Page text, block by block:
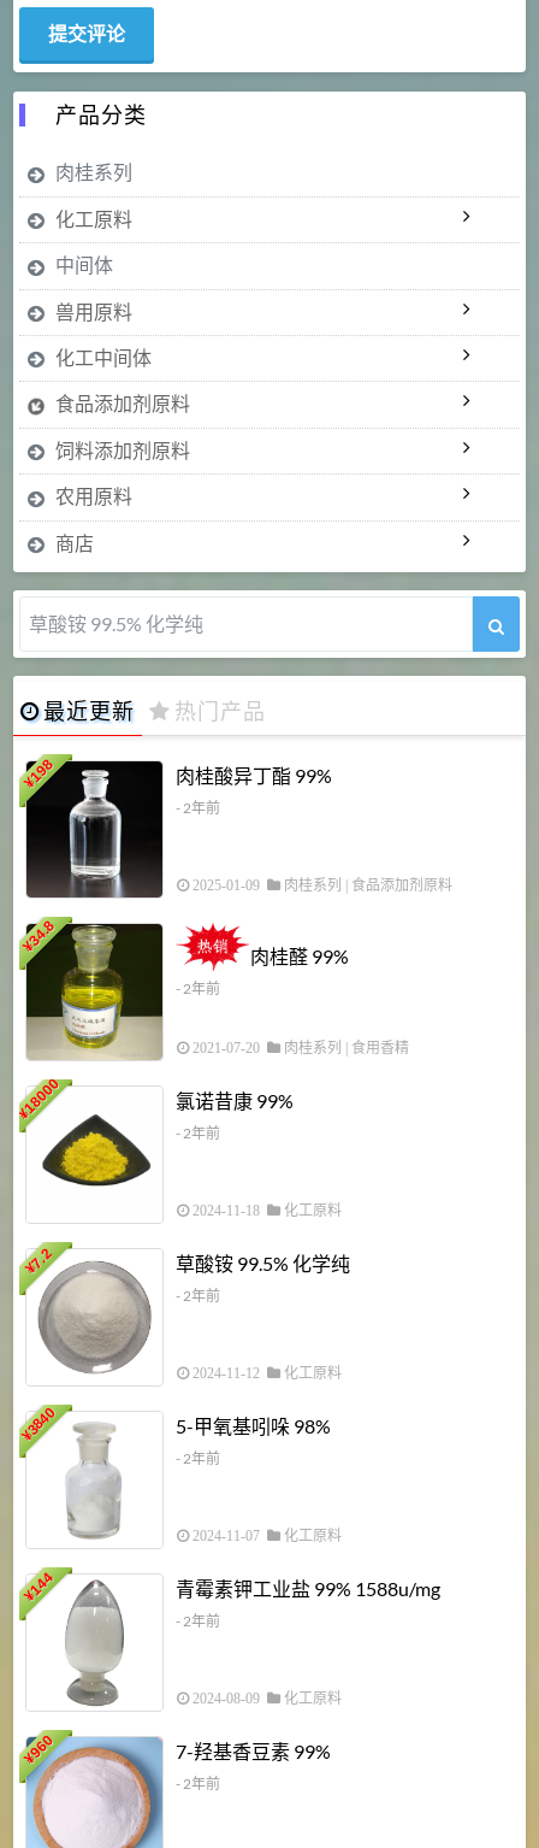
产品分类
肉桂系列
化工原料
中间体
兽用原料
化工中间体
食品添加剂原料
饲料添加剂原料
农用原料
商店
5-甲氧基吲哚 98%
最近更新 热门产品
¥
198 肉桂酸异丁酯 99%
- 2年前
2025-01-09 肉桂系列 食品添加剂原料
¥
34.8
肉桂醛 99%
- 2年前
2021-07-20 肉桂系列 食用香精
¥
18000 氯诺昔康 99%
- 2年前
2024-11-18 化工原料
¥
7.2 草酸铵 99.5% 化学纯
- 2年前
2024-11-12 化工原料
¥
3840 5-甲氧基吲哚 98%
- 2年前
2024-11-07 化工原料
¥
144 青霉素钾工业盐 99% 1588u/mg
- 2年前
2024-08-09 化工原料
¥
960 7-羟基香豆素 99%
- 2年前